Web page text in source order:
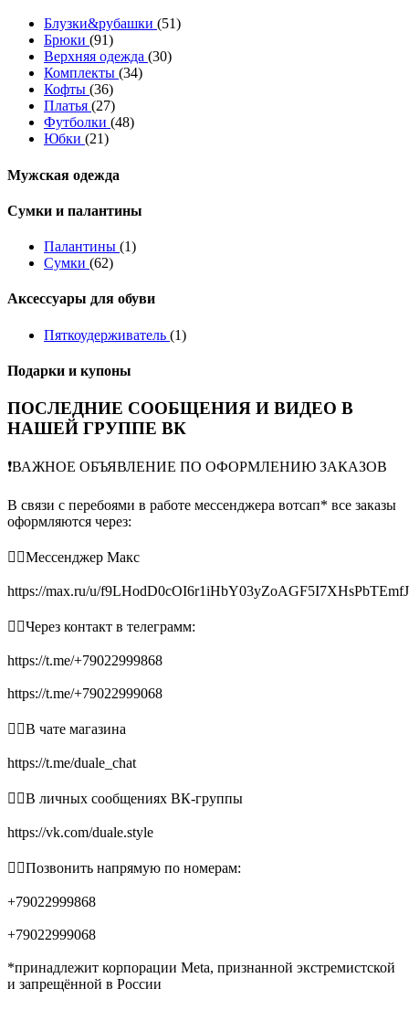
Блузки&рубашки (51)
Брюки (91)
Верхняя одежда (30)
Комплекты (34)
Кофты (36)
Платья (27)
Футболки (48)
Юбки (21)
Мужская одежда
Сумки и палантины
Палантины (1)
Сумки (62)
Аксессуары для обуви
Пяткоудерживатель (1)
Подарки и купоны
ПОСЛЕДНИЕ СООБЩЕНИЯ И ВИДЕО В
НАШЕЙ ГРУППЕ ВК
❗️ВАЖНОЕ ОБЪЯВЛЕНИЕ ПО ОФОРМЛЕНИЮ ЗАКАЗОВ
В связи с перебоями в работе мессенджера вотсап* все заказы
оформляются через:
👉🏻Мессенджер Макс
https://max.ru/u/
👉🏻Через контакт в телеграмм:
https://t.me/+79022999868
https://t.me/+79022999068
👉🏻В чате магазина
https://t.me/duale_chat
👉🏻В личных сообщениях ВК-группы
https://vk.com/duale.style
👉🏻Позвонить напрямую по номерам:
+79022999868
+79022999068
*принадлежит корпорации Meta, признанной экстремистской
и запрещённой в России